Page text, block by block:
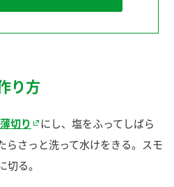
り方
薄切り
にし、塩をふってしばら
らさっと洗って水けをきる。スモ
切る。